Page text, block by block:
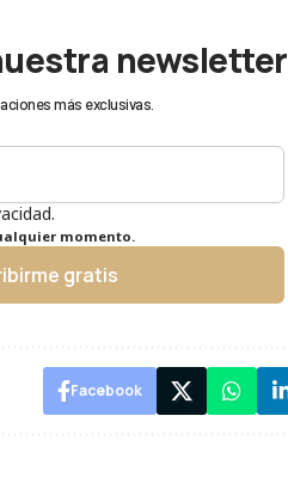
newsletter
más exclusivas.
momento.
gratis
Facebook